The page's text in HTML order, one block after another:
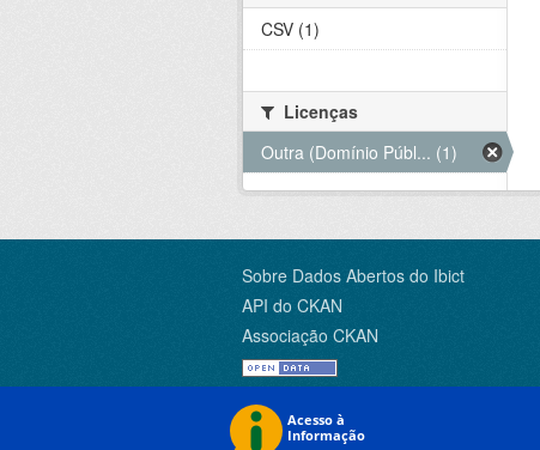
CSV (1)
Licenças
Outra (Domínio Públ... (1)
Sobre Dados Abertos do Ibict
API do CKAN
Associação CKAN